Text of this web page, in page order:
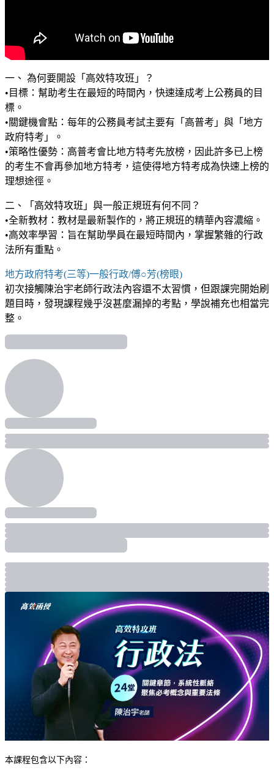
一、 為何要開設「高效特攻班」？
•目標：幫助考生在最短的時間內，快速達成考上公務員的目
標。
•關鍵機會點：每年的公務員考試主要有「高普考」與「地方
政府特考」。
•策略性優勢：高普考會比地方特考先放榜，因此許多已上榜
的考生不會再參加地方特考，這使得地方特考成為快速上榜的
理想途徑。
二、「高效特攻班」與一般正規班有何不同？
•全新教材：教材是最新製作的，將正規班的精華內容濃縮。
•高效率學習：旨在幫助學員在最短時間內，掌握繁雜的行政
法所有重點。
地方政府特考(三等)一般行政/傅○芳(榜眼)
初次接觸陳治宇老師行政法內容還不太習慣，但跟課完開始刷
題目時，發現課程幾乎沒甚麼漏掉的考點，學說補充也相當完
整。
本課程包含以下內容：